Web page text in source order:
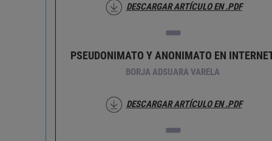
DESCARGAR ARTÍCULO EN .PDF
PSEUDONIMATO Y ANONIMATO EN
BORJA ADSUARA VARELA
DESCARGAR ARTÍCULO EN .PDF